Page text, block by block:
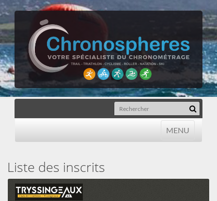
MENU
MENU
Liste des inscrits